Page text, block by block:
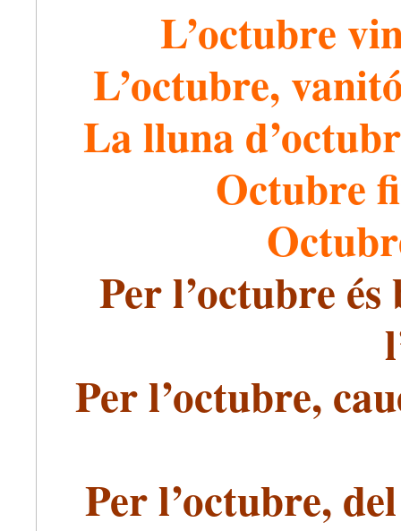
L’octubre
L’octubre,
La lluna
Octubre
Per l’octubre
Per l’octubre,
Per l’octubre,